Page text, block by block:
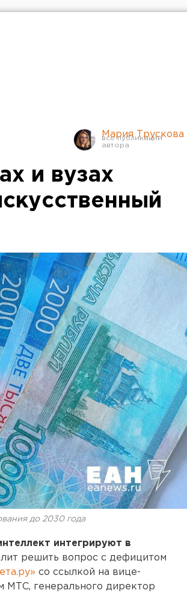
Мария Трускова
и вузах
до 2030 года
интегрируют в
решить вопрос с дефицитом
со ссылкой на вице-
МТС, генерального директор